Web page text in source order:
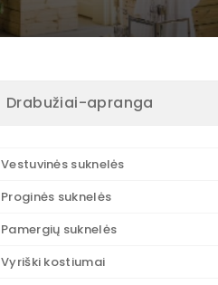
Drabužiai-apranga
Vestuvinės suknelės
Proginės suknelės
Pamergių suknelės
Vyriški kostiumai